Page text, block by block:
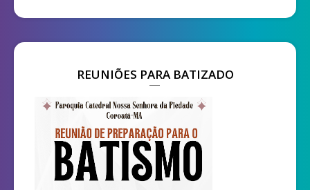
REUNIÕES PARA BATIZADO